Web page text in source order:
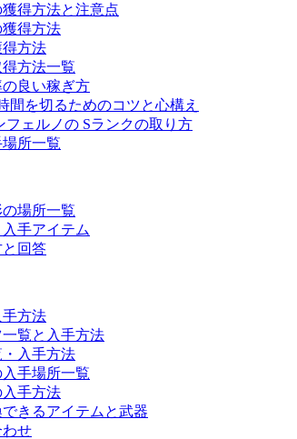
得方法と注意点
得方法
方法
得方法一覧
良い稼ぎ方
間を切るためのコツと心構え
フェルノの Sランクの取り方
所一覧
場所一覧
手アイテム
回答
方法
覧と入手方法
入手方法
手場所一覧
手方法
きるアイテムと武器
せ